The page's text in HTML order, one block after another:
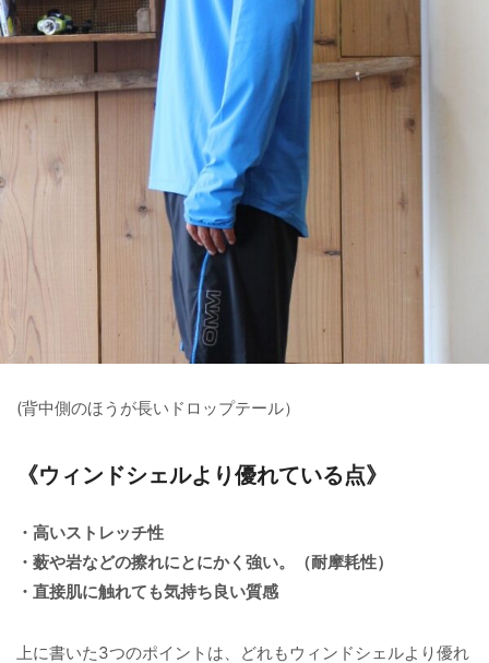
(背中側のほうが長いドロップテール）
《ウィンドシェルより優れている点》
・高いストレッチ性
・薮や岩などの擦れにとにかく強い。（耐摩耗性）
・直接肌に触れても気持ち良い質感
上に書いた3つのポイントは、どれもウィンドシェルより優れ